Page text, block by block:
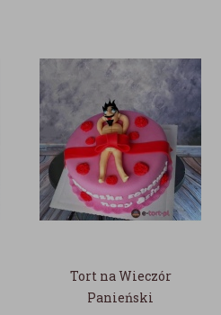
Tort na Wieczór
Panieński